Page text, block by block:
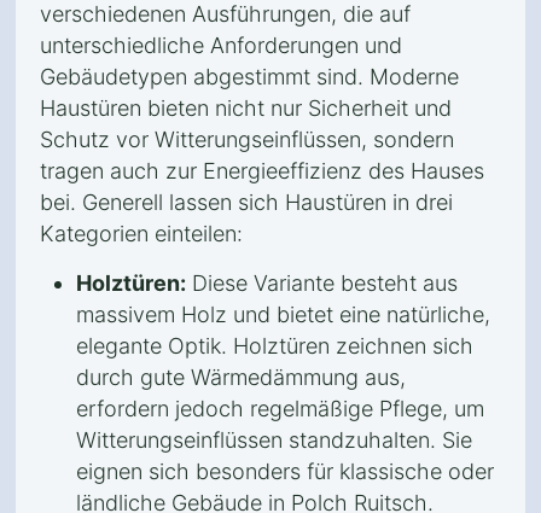
verschiedenen Ausführungen, die auf
unterschiedliche Anforderungen und
Gebäudetypen abgestimmt sind. Moderne
Haustüren bieten nicht nur Sicherheit und
Schutz vor Witterungseinflüssen, sondern
tragen auch zur Energieeffizienz des Hauses
bei. Generell lassen sich Haustüren in drei
Kategorien einteilen:
Holztüren: Diese Variante besteht aus
massivem Holz und bietet eine natürliche,
elegante Optik. Holztüren zeichnen sich
durch gute Wärmedämmung aus,
erfordern jedoch regelmäßige Pflege, um
Witterungseinflüssen standzuhalten. Sie
eignen sich besonders für klassische oder
ländliche Gebäude in Polch Ruitsch.